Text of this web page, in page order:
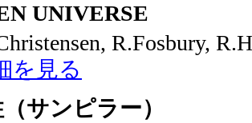
UNIVERSE
R.Fosbury,
を見る
サンピラー）